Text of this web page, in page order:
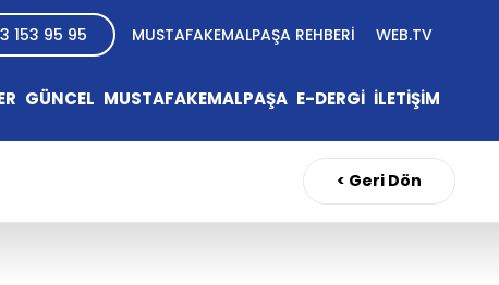
153 95 95 MUSTAFAKEMALPAŞA REHBERİ WEB.TV
GÜNCEL MUSTAFAKEMALPAŞA E-DERGİ İLETİŞİM
< Geri Dön